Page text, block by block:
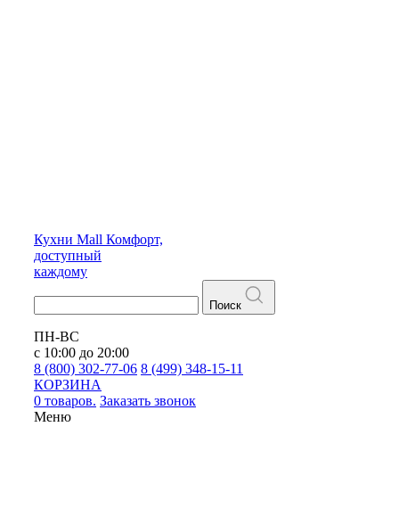
Кухни Mall Комфорт,
доступный
каждому
Поиск
ПН-ВС
с 10:00 до 20:00
8 (800) 302-77-06 8 (499) 348-15-11
КОРЗИНА
0 товаров. Заказать звонок
Меню